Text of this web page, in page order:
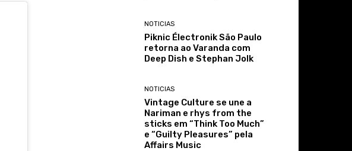
NOTICIAS
Piknic Électronik São Paulo
retorna ao Varanda com
Deep Dish e Stephan Jolk
NOTICIAS
Vintage Culture se une a
Nariman e rhys from the
sticks em “Think Too Much”
e “Guilty Pleasures” pela
Affairs Music